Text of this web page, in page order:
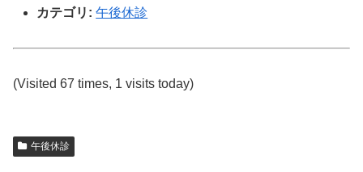
カテゴリ: 午後休診
(Visited 67 times, 1 visits today)
午後休診